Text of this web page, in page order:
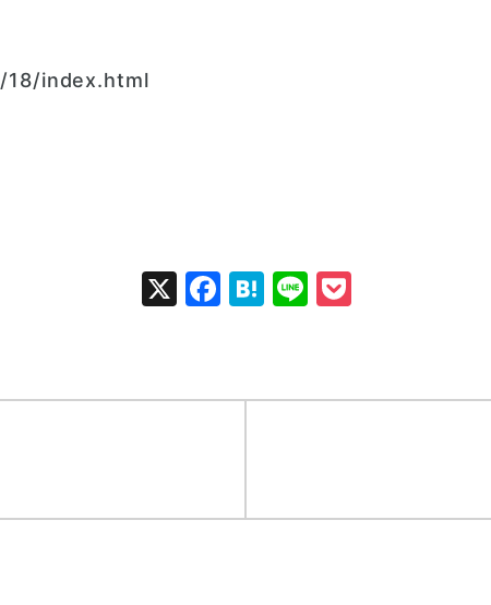
index.html
X Facebook
Hatena
Line